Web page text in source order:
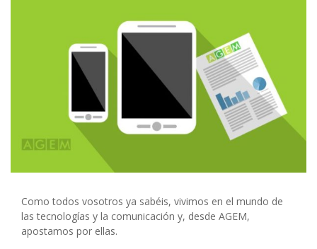
Como todos vosotros ya sabéis, vivimos en el mundo de
las tecnologías y la comunicación y, desde AGEM,
apostamos por ellas.